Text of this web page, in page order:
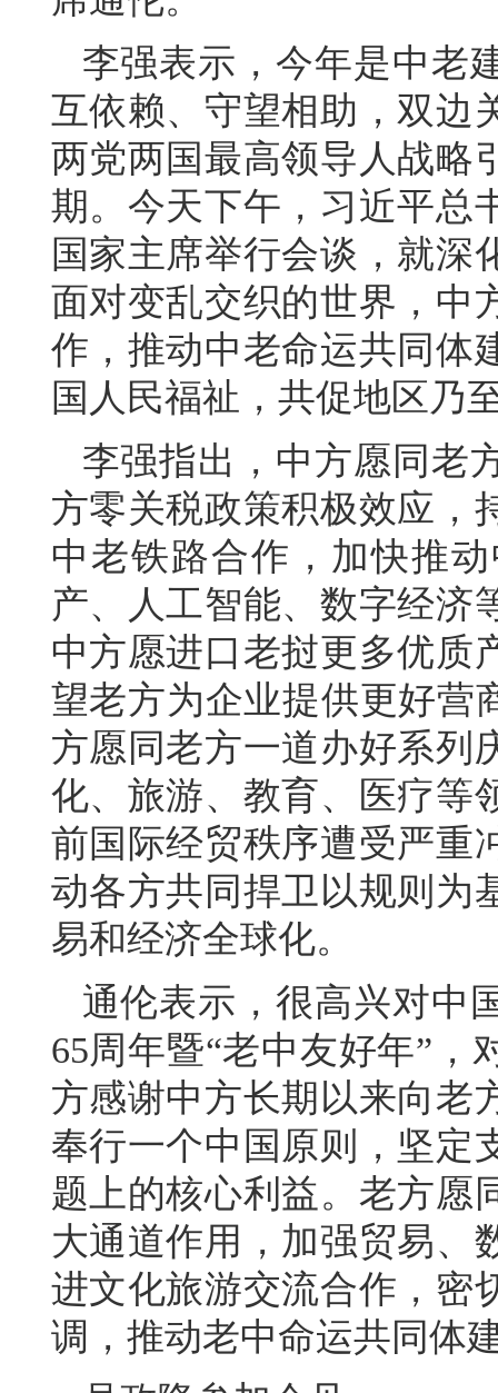
李强表示，今年是中老
互依赖、守望相助，双边
两党两国最高领导人战略
期。今天下午，习近平总
国家主席举行会谈，就深
面对变乱交织的世界，中
作，推动中老命运共同体
国人民福祉，共促地区乃
李强指出，中方愿同老
方零关税政策积极效应，
中老铁路合作，加快推
产、人工智能、数字经济
中方愿进口老挝更多优质
望老方为企业提供更好营
方愿同老方一道办好系列
化、旅游、教育、医疗等
前国际经贸秩序遭受严重
动各方共同捍卫以规则为
易和经济全球化。
通伦表示，很高兴对中
65周年暨“老中友好年”，
方感谢中方长期以来向老
奉行一个中国原则，坚定
题上的核心利益。老方愿
大通道作用，加强贸易、
进文化旅游交流合作，密
调，推动老中命运共同体